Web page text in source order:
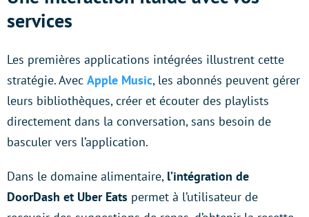
services
Les premières applications intégrées illustrent cette
stratégie. Avec Apple Music, les abonnés peuvent gérer
leurs bibliothèques, créer et écouter des playlists
directement dans la conversation, sans besoin de
basculer vers l’application.
Dans le domaine alimentaire, l’intégration de
DoorDash et Uber Eats permet à l’utilisateur de